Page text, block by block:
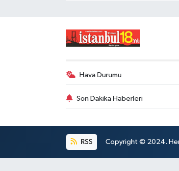
Hava Durumu
Son Dakika Haberleri
RSS Copyright © 2024. Her